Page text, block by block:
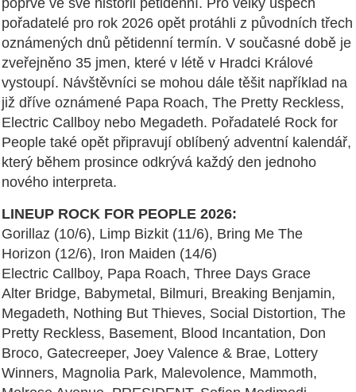
poprvé ve své historii pětidenní. Pro velký úspěch
pořadatelé pro rok 2026 opět protáhli z původních třech
oznámených dnů pětidenní termín. V současné době je
zveřejněno 35 jmen, které v létě v Hradci Králové
vystoupí. Návštěvníci se mohou dále těšit například na
již dříve oznámené Papa Roach, The Pretty Reckless,
Electric Callboy nebo Megadeth. Pořadatelé Rock for
People také opět připravují oblíbený adventní kalendář,
který během prosince odkrývá každý den jednoho
nového interpreta.
LINEUP ROCK FOR PEOPLE 2026:
Gorillaz (10/6), Limp Bizkit (11/6), Bring Me The
Horizon (12/6), Iron Maiden (14/6)
Electric Callboy, Papa Roach, Three Days Grace
Alter Bridge, Babymetal, Bilmuri, Breaking Benjamin,
Megadeth, Nothing But Thieves, Social Distortion, The
Pretty Reckless, Basement, Blood Incantation, Don
Broco, Gatecreeper, Joey Valence & Brae, Lottery
Winners, Magnolia Park, Malevolence, Mammoth,